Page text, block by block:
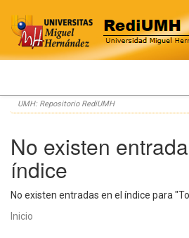
Skip
navigation
UMH: Repositorio RediUMH
No existen
índice
No existen entradas en el índice para
Inicio